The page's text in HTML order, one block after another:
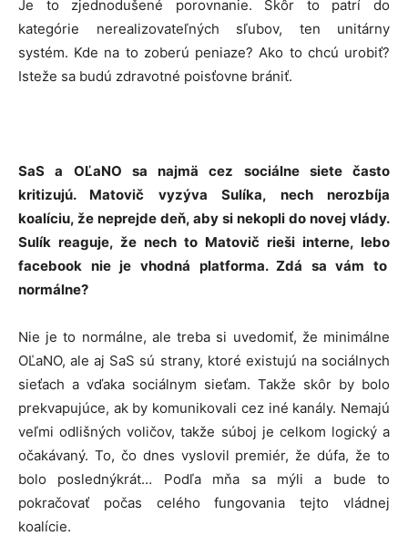
Je to zjednodušené porovnanie. Skôr to patrí do
kategórie nerealizovateľných sľubov, ten unitárny
systém. Kde na to zoberú peniaze? Ako to chcú urobiť?
Isteže sa budú zdravotné poisťovne brániť.
SaS a OĽaNO sa najmä cez sociálne siete často
kritizujú. Matovič vyzýva Sulíka, nech nerozbíja
koalíciu, že neprejde deň, aby si nekopli do novej vlády.
Sulík reaguje, že nech to Matovič rieši interne, lebo
facebook nie je vhodná platforma. Zdá sa vám to
normálne?
Nie je to normálne, ale treba si uvedomiť, že minimálne
OĽaNO, ale aj SaS sú strany, ktoré existujú na sociálnych
sieťach a vďaka sociálnym sieťam. Takže skôr by bolo
prekvapujúce, ak by komunikovali cez iné kanály. Nemajú
veľmi odlišných voličov, takže súboj je celkom logický a
očakávaný. To, čo dnes vyslovil premiér, že dúfa, že to
bolo poslednýkrát… Podľa mňa sa mýli a bude to
pokračovať počas celého fungovania tejto vládnej
koalície.